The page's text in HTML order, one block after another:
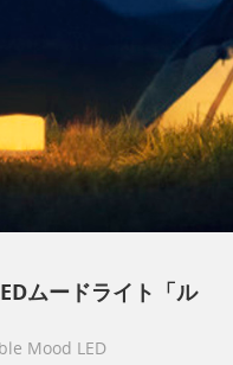
ムードライト「ル
Mood LED